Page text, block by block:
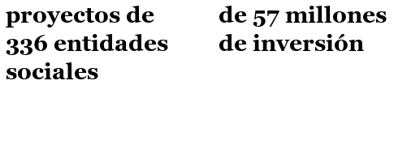
proyectos de
336 entidades
sociales
de 57 millones
de inversión